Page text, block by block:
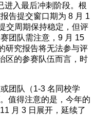
进入最后冲刺阶段。根
告提交窗口期为 8 月 1
交周期保持稳定，但评
团队需注意，9 月 15
研究报告将无法参与评
区的参赛队伍而言，时
团队（1-3 名同校学
值得注意的是，今年的
月 3 日展开，延续了